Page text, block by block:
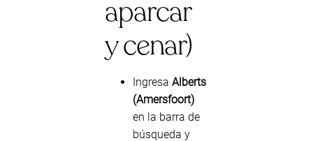
aparcar
y cenar)
Ingresa Alberts
(Amersfoort)
en la barra de
búsqueda y